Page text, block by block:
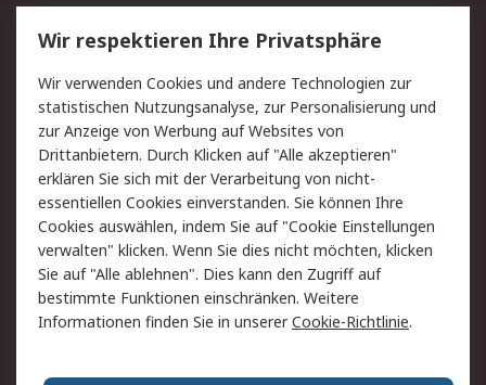
Service
Value Added Services
Lieferlösungen
Rücksendung/Entsorgung Kontakt
Hilfe
Rechtliches
RS Verkaufs- und
Lieferbedingungen
Datenschutz
Cookie-Richtlinie
Zahlungsbedingungen
Impressum
Webseite Konditionen
Wir respektieren Ihre Privatsphäre
Wir verwenden Cookies und andere Technologien zur
statistischen Nutzungsanalyse, zur Personalisierung und
zur Anzeige von Werbung auf Websites von
Drittanbietern. Durch Klicken auf "Alle akzeptieren"
erklären Sie sich mit der Verarbeitung von nicht-
essentiellen Cookies einverstanden. Sie können Ihre
Cookies auswählen, indem Sie auf "Cookie Einstellungen
verwalten" klicken. Wenn Sie dies nicht möchten, klicken
Sie auf "Alle ablehnen". Dies kann den Zugriff auf
bestimmte Funktionen einschränken. Weitere
Informationen finden Sie in unsererCookie-Richtlinie.